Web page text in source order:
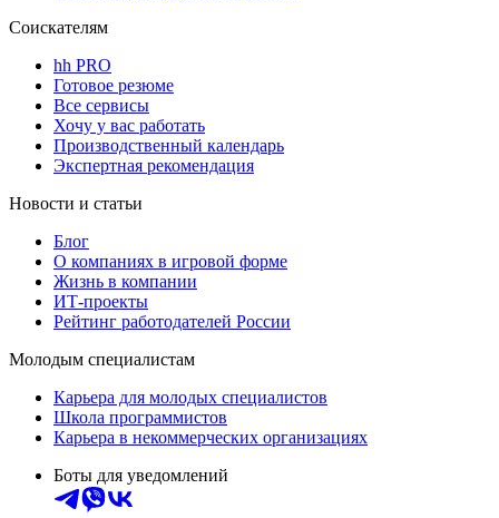
Соискателям
hh PRO
Готовое резюме
Все сервисы
Хочу у вас работать
Производственный календарь
Экспертная рекомендация
Новости и статьи
Блог
О компаниях в игровой форме
Жизнь в компании
ИТ-проекты
Рейтинг работодателей России
Молодым специалистам
Карьера для молодых специалистов
Школа программистов
Карьера в некоммерческих организациях
Боты для уведомлений